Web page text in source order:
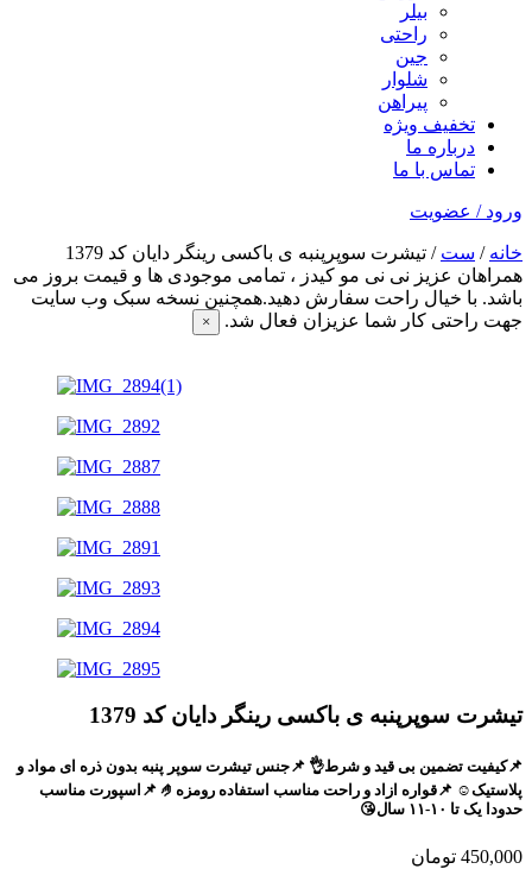
بیلر
راحتی
جین
شلوار
پیراهن
تخفیف ویژه
درباره ما
تماس با ما
ورود / عضویت
خانه / ست / تیشرت سوپرپنبه ی باکسی رینگر دایان کد 1379
همراهان عزیز نی نی مو کیدز ، تمامی موجودی ها و قیمت بروز می
باشد. با خیال راحت سفارش دهید.همچنین نسخه سبک وب سایت
جهت راحتی کار شما عزیزان فعال شد.
×
تیشرت سوپرپنبه ی باکسی رینگر دایان کد 1379
📌کیفیت تضمین بی قید و شرط👌 📌جنس تیشرت سوپر پنبه بدون ذره ای مواد و
پلاستیک☺️ 📌قواره ازاد و راحت مناسب استفاده رومزه🤌 📌اسپورت مناسب
حدودا یک تا ۱۰-۱۱ سال😘
450,000 تومان